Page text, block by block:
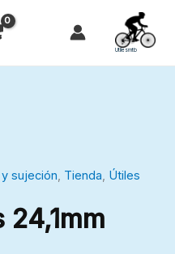
Utilesmtb
sujeción, Tienda, Útiles
24,1mm